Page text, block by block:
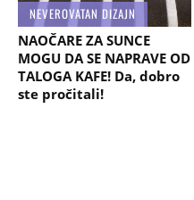
NEVEROVATAN DIZAJN
NAOČARE ZA SUNCE
MOGU DA SE NAPRAVE OD
TALOGA KAFE! Da, dobro
ste pročitali!